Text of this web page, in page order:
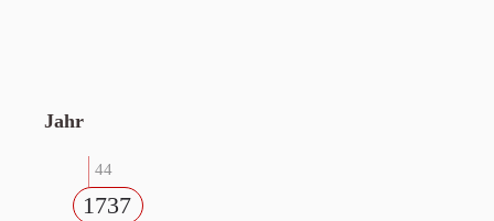
Jahr
44
1737